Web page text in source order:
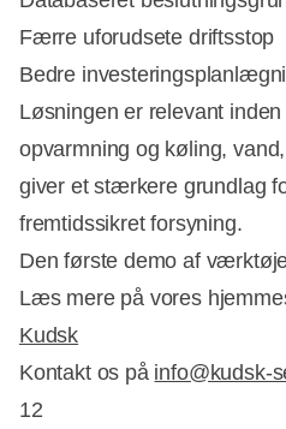
Færre uforudsete driftsstop
Bedre
Løsningen er relevant
opvarmning og køling,
giver et stærkere grundlag
fremtidssikret forsyning.
Den første demo af
Læs mere på vores
Kudsk
Kontakt os på info@kudsk-
12